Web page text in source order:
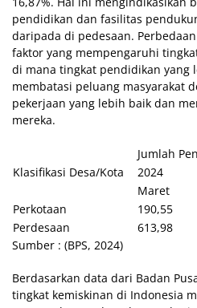
pendidikan dan fasilitas
daripada di pedesaan.
faktor yang mempengaruhi
di mana tingkat pendidikan yang
membatasi peluang masyarakat
pekerjaan yang lebih baik dan
mereka.
Klasifikasi Desa/Kota
Jumlah
2024
Maret
Perkotaan
190,55
Perdesaan
613,98
Sumber : (BPS, 2024)
Berdasarkan data dari Badan
tingkat kemiskinan di Indonesia